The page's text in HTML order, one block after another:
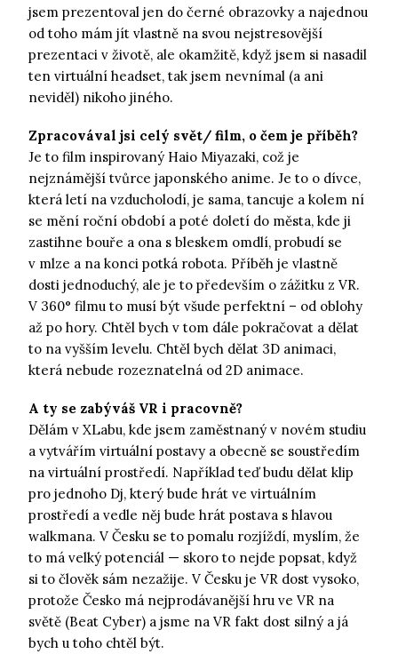
jsem prezentoval jen do černé obrazovky a najednou
od toho mám jít vlastně na svou nejstresovější
prezentaci v životě, ale okamžitě, když jsem si nasadil
ten virtuální headset, tak jsem nevnímal (a ani
neviděl) nikoho jiného.
Zpracovával jsi celý svět/ film, o čem je příběh?
Je to film inspirovaný Haio Miyazaki, což je
nejznámější tvůrce japonského anime. Je to o dívce,
která letí na vzducholodí, je sama, tancuje a kolem ní
se mění roční období a poté doletí do města, kde ji
zastihne bouře a ona s bleskem omdlí, probudí se
v mlze a na konci potká robota. Příběh je vlastně
dosti jednoduchý, ale je to především o zážitku z VR.
V 360° filmu to musí být všude perfektní – od oblohy
až po hory. Chtěl bych v tom dále pokračovat a dělat
to na vyšším levelu. Chtěl bych dělat 3D animaci,
která nebude rozeznatelná od 2D animace.
A ty se zabýváš VR i pracovně?
Dělám v XLabu, kde jsem zaměstnaný v novém studiu
a vytvářím virtuální postavy a obecně se soustředím
na virtuální prostředí. Například teď budu dělat klip
pro jednoho Dj, který bude hrát ve virtuálním
prostředí a vedle něj bude hrát postava s hlavou
walkmana. V Česku se to pomalu rozjíždí, myslím, že
to má velký potenciál — skoro to nejde popsat, když
si to člověk sám nezažije. V Česku je VR dost vysoko,
protože Česko má nejprodávanější hru ve VR na
světě (Beat Cyber) a jsme na VR fakt dost silný a já
bych u toho chtěl být.